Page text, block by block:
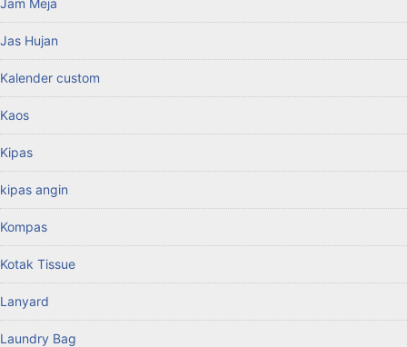
Jam Meja
Jas Hujan
Kalender custom
Kaos
Kipas
kipas angin
Kompas
Kotak Tissue
Lanyard
Laundry Bag